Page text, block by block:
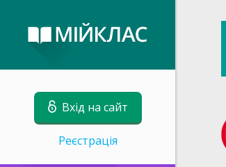
Вхід на сайт
Реєстрація